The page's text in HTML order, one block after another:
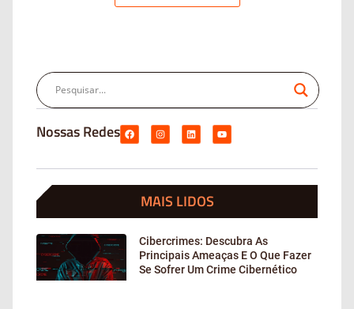
Nossas Redes
MAIS LIDOS
Cibercrimes: Descubra As
Principais Ameaças E O Que Fazer
Se Sofrer Um Crime Cibernético